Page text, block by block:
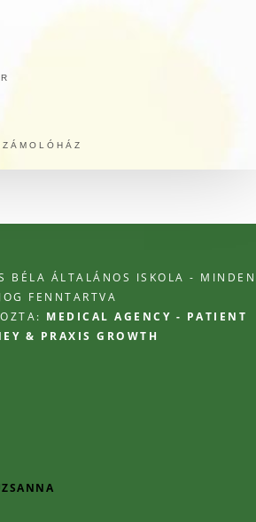
BÉLA ÁLTALÁNOS ISKOLA - MINDEN
JOG FENNTARTVA
MEDICAL AGENCY - PATIENT
& PRAXIS GROWTH